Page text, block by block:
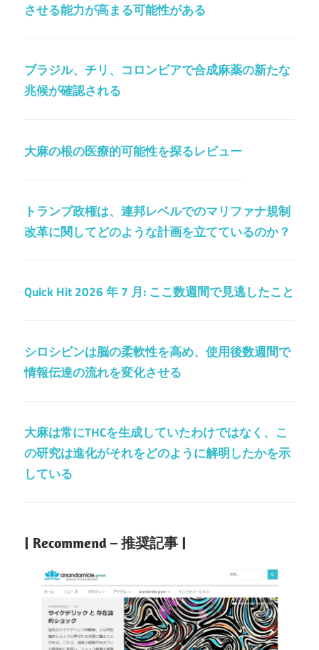
させる能力が高まる可能性がある
ブラジル、チリ、コロンビアで合成麻薬の新たな
兆候が確認される
大麻の根の医療的可能性を探るレビュー
トランプ政権は、連邦レベルでのマリファナ規制
改革に関してどのような計画を立てているのか？
Quick Hit 2026 年 7 月: ここ数週間で見逃したこと
シロシビンは脳の柔軟性を高め、使用後数週間で
情報伝達の流れを変化させる
大麻は常にTHCを生成していたわけではなく、こ
の研究は進化がそれをどのように解明したかを示
している
| Recommend – 推奨記事 |